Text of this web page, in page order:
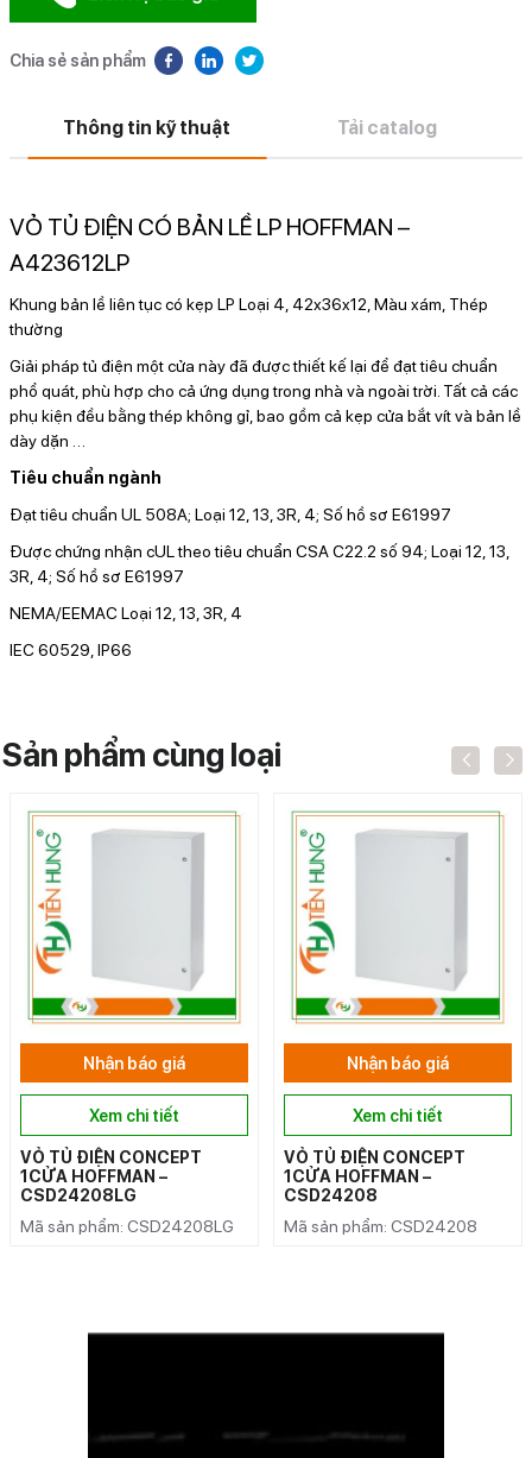
Chia sẻ sản phẩm
Thông tin kỹ thuật Tải catalog
VỎ TỦ ĐIỆN CÓ BẢN LỀ LP HOFFMAN –
A423612LP
Khung bản lề liên tục có kẹp LP Loại 4, 42x36x12, Màu xám, Thép
thường
Giải pháp tủ điện một cửa này đã được thiết kế lại để đạt tiêu chuẩn
phổ quát, phù hợp cho cả ứng dụng trong nhà và ngoài trời. Tất cả các
phụ kiện đều bằng thép không gỉ, bao gồm cả kẹp cửa bắt vít và bản lề
dày dặn
Tiêu chuẩn ngành
Đạt tiêu chuẩn UL 508A; Loại 12, 13, 3R, 4; Số hồ sơ E61997
Được chứng nhận cUL theo tiêu chuẩn CSA C22.2 số 94; Loại 12, 13,
3R, 4; Số hồ sơ E61997
NEMA/EEMAC Loại 12, 13, 3R, 4
IEC 60529, IP66
Sản phẩm cùng loại
Nhận báo giá
Xem chi tiết
VỎ TỦ ĐIỆN CONCEPT
1CỬA HOFFMAN –
CSD24208LG
Mã sản phẩm: CSD24208LG
Nhận báo giá
Xem chi tiết
VỎ TỦ ĐIỆN CONCEPT
1CỬA HOFFMAN –
CSD24208
Mã sản phẩm: CSD24208